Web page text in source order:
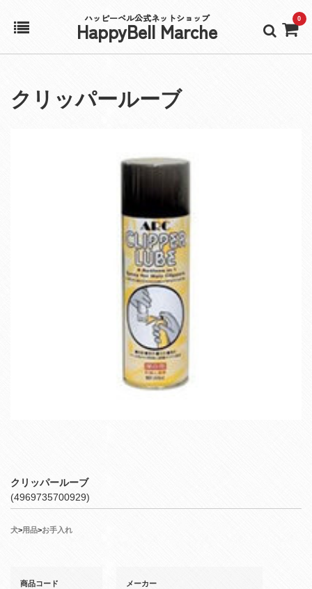
ハッピーベル公式ネットショップ
HappyBell Marche 0
アカウント
クリッパールーブ
クリッパールーブ
(4969735700929)
犬>用品>お手入れ
商品コード メーカー